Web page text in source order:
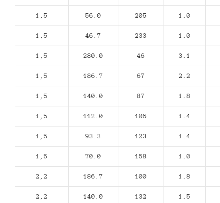
1,5 56.0 205 1.0
1,5 46.7 233 1.0
1,5 280.0 46 3.1
1,5 186.7 67 2.2
1,5 140.0 87 1.8
1,5 112.0 106 1.4
1,5 93.3 123 1.4
1,5 70.0 158 1.0
2,2 186.7 100 1.8
2,2 140.0 132 1.5